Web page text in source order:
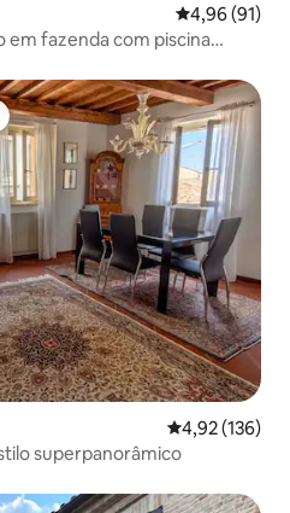
4,96 de uma
4,96 (91)
fazenda com piscina
dos hóspedes
4,92 de uma
4,92 (136)
superpanorâmico